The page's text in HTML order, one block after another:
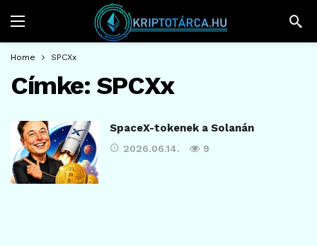
Home SPCXx
Címke: SPCXx
SpaceX-tokenek a Solanán
2026.06.14. 9